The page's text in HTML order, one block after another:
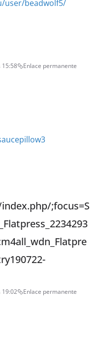
user/beadwolf5/
15:58 Enlace permanente
;focus=S
19:02 Enlace permanente